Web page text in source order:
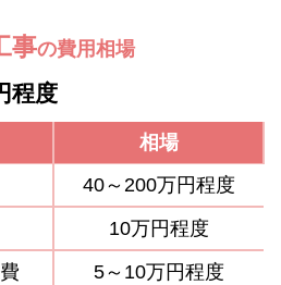
事の費用相場
程度
相場
40～200万円程度
10万円程度
5～10万円程度